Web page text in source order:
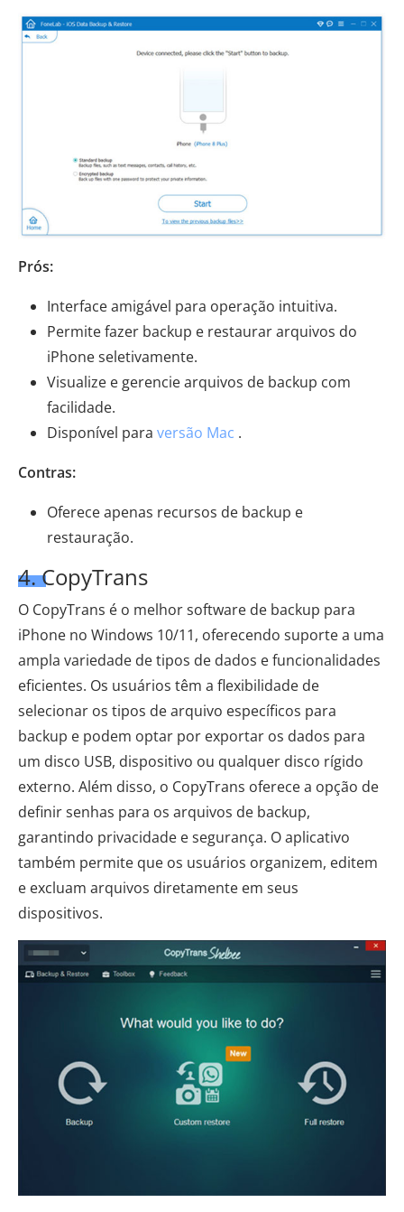
Prós:
Interface amigável para operação intuitiva.
Permite fazer backup e restaurar arquivos do
iPhone seletivamente.
Visualize e gerencie arquivos de backup com
facilidade.
Disponível para versão Mac .
Contras:
Oferece apenas recursos de backup e
restauração.
4. CopyTrans
O CopyTrans é o melhor software de backup para
iPhone no Windows 10/11, oferecendo suporte a uma
ampla variedade de tipos de dados e funcionalidades
eficientes. Os usuários têm a flexibilidade de
selecionar os tipos de arquivo específicos para
backup e podem optar por exportar os dados para
um disco USB, dispositivo ou qualquer disco rígido
externo. Além disso, o CopyTrans oferece a opção de
definir senhas para os arquivos de backup,
garantindo privacidade e segurança. O aplicativo
também permite que os usuários organizem, editem
e excluam arquivos diretamente em seus
dispositivos.